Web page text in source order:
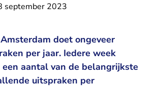
september 2023
doet ongeveer
per jaar. Iedere week
aantal van de belangrijkste
uitspraken per